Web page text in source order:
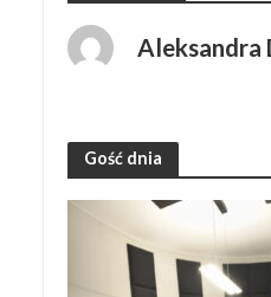
Aleksandra
Gość dnia